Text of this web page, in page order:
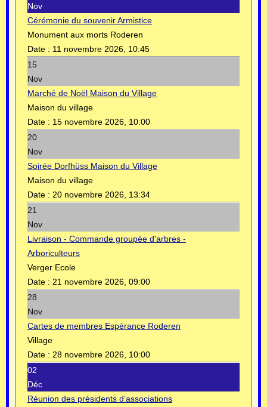
Nov
Cérémonie du souvenir Armistice
Monument aux morts Roderen
Date : 11 novembre 2026, 10:45
15
Nov
Marché de Noël Maison du Village
Maison du village
Date : 15 novembre 2026, 10:00
20
Nov
Soirée Dorfhüss Maison du Village
Maison du village
Date : 20 novembre 2026, 13:34
21
Nov
Livraison - Commande groupée d'arbres -
Arboriculteurs
Verger Ecole
Date : 21 novembre 2026, 09:00
28
Nov
Cartes de membres Espérance Roderen
Village
Date : 28 novembre 2026, 10:00
02
Déc
Réunion des présidents d’associations